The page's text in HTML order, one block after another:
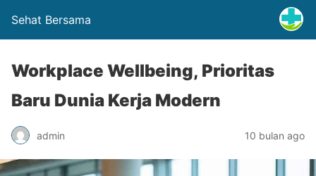
Sehat Bersama
Workplace Wellbeing, Prioritas
Baru Dunia Kerja Modern
admin 10 bulan ago